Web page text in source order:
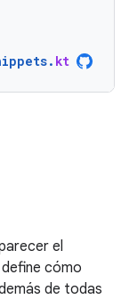
. kt
el
define cómo
de todas